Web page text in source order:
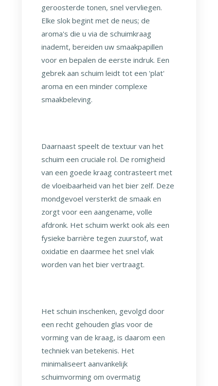
geroosterde tonen, snel vervliegen.
Elke slok begint met de neus; de
aroma's die u via de schuimkraag
inademt, bereiden uw smaakpapillen
voor en bepalen de eerste indruk. Een
gebrek aan schuim leidt tot een 'plat'
aroma en een minder complexe
smaakbeleving.
Daarnaast speelt de textuur van het
schuim een cruciale rol. De romigheid
van een goede kraag contrasteert met
de vloeibaarheid van het bier zelf. Deze
mondgevoel versterkt de smaak en
zorgt voor een aangename, volle
afdronk. Het schuim werkt ook als een
fysieke barrière tegen zuurstof, wat
oxidatie en daarmee het snel vlak
worden van het bier vertraagt.
Het schuin inschenken, gevolgd door
een recht gehouden glas voor de
vorming van de kraag, is daarom een
techniek van betekenis. Het
minimaliseert aanvankelijk
schuimvorming om overmatig